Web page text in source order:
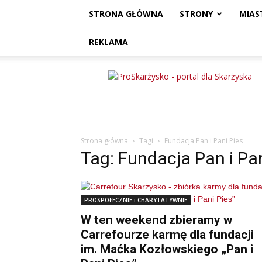
STRONA GŁÓWNA STRONY
REKLAMA
ProSkarżysko
Strona główna Tagi Fundacja Pan i Pani Pies
Tag: Fundacja Pan i
PROSPOŁECZNIE i CHARYTATYWNIE
W ten weekend zbieramy w
Carrefourze karmę dla fundacji
im. Maćka Kozłowskiego „Pan i